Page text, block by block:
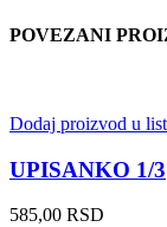
POVEZANI
Dodaj proizvod u
UPISANKO 1/3
585,00 RSD